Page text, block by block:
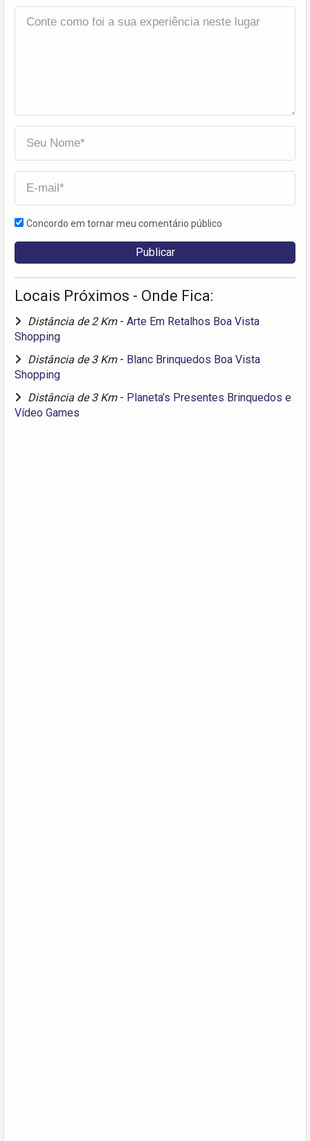
Concordo em tornar meu comentário público
Locais Próximos - Onde Fica:
Distância de 2 Km - Arte Em Retalhos Boa Vista
Shopping
Distância de 3 Km - Blanc Brinquedos Boa Vista
Shopping
Distância de 3 Km - Planeta’s Presentes Brinquedos e
Vídeo Games